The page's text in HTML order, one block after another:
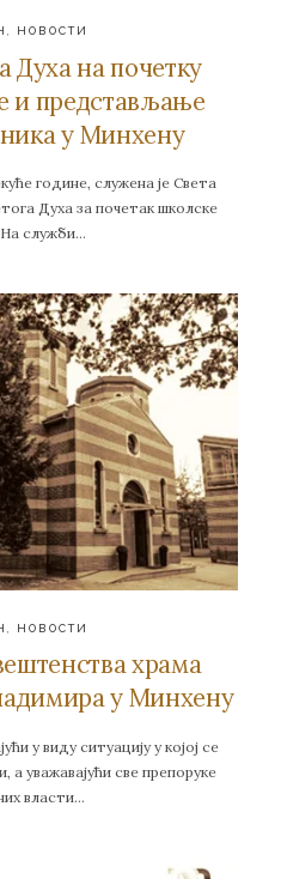
НОВОСТИ
Духа на почетку
и представљање
у Минхену
године, служена је Света
Духа за почетак школске
служби…
НОВОСТИ
храма
у Минхену
у виду ситуацију у којој се
а уважавајући све препоруке
власти…